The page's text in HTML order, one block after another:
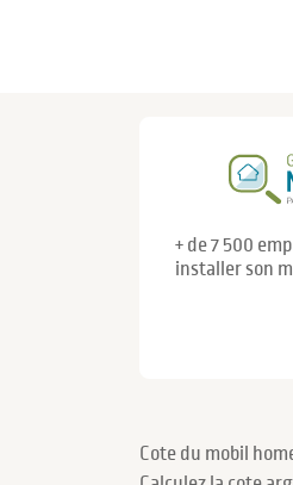
+ de 7 500
installer son
Cote du mobil